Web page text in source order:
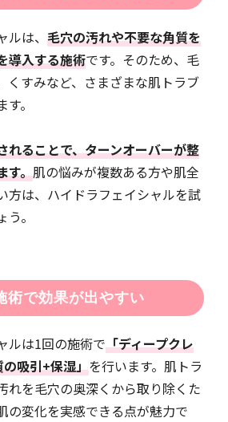
は、 毛穴の汚れや不要な角質を
導入する施術です。そのため、毛
くすみなど、さまざまな肌トラブ
。
れることで、ターンオーバーが整
す。肌の悩みが複数ある方や肌全
方は、ハイドラフェイシャルを試
。
術で効果が出やすい
ルは1回の施術で「ディープクレ
吸引+保湿」を行います。肌トラ
れを毛穴の奥深くから取り除くた
の変化を実感できる点が魅力で